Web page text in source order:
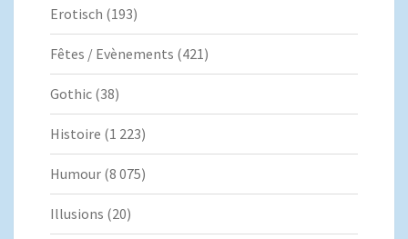
Erotisch (193)
Fêtes / Evènements (421)
Gothic (38)
Histoire (1 223)
Humour (8 075)
Illusions (20)